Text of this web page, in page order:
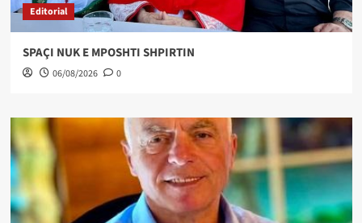
Editorial
SPAÇI NUK E MPOSHTI SHPIRTIN
06/08/2026 0